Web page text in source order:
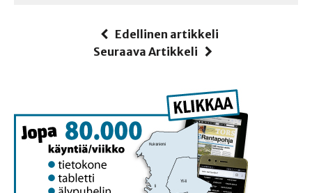
Edellinen artikkeli
Seuraava Artikkeli